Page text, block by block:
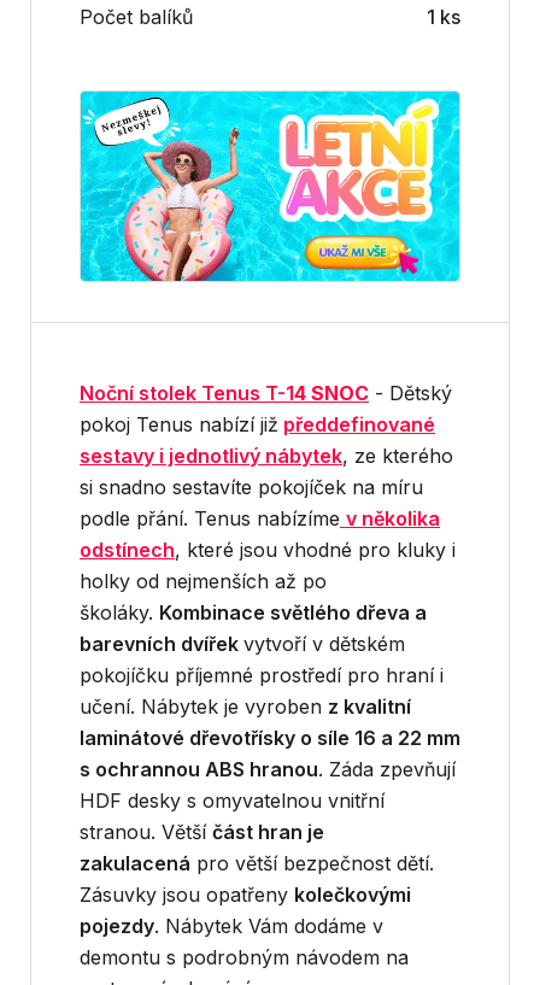
Počet balíků 1 ks
Noční stolek Tenus T-14 SNOC - Dětský
pokoj Tenus nabízí již předdefinované
sestavy i jednotlivý nábytek, ze kterého
si snadno sestavíte pokojíček na míru
podle přání. Tenus nabízíme v několika
odstínech, které jsou vhodné pro kluky i
holky od nejmenších až po
školáky. Kombinace světlého dřeva a
barevních dvířek vytvoří v dětském
pokojíčku příjemné prostředí pro hraní i
učení. Nábytek je vyroben z kvalitní
laminátové dřevotřísky o síle 16 a 22 mm
s ochrannou ABS hranou. Záda zpevňují
HDF desky s omyvatelnou vnitřní
stranou. Větší část hran je
zakulacená pro větší bezpečnost dětí.
Zásuvky jsou opatřeny kolečkovými
pojezdy. Nábytek Vám dodáme v
demontu s podrobným návodem na